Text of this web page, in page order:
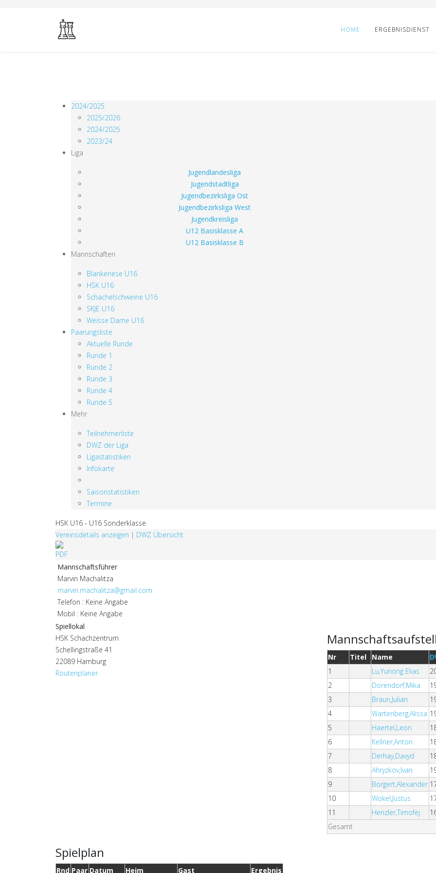
HOME ERGEBNISDIENST
2024/2025
2025/2026
2024/2025
2023/24
Liga
Jugendlandesliga
Jugendstadtliga
Jugendbezirksliga Ost
Jugendbezirksliga West
Jugendkreisliga
U12 Basisklasse A
U12 Basisklasse B
Mannschaften
Blankenese U16
HSK U16
Schachelschweine U16
SKJE U16
Weisse Dame U16
Paarungsliste
Aktuelle Runde
Runde 1
Runde 2
Runde 3
Runde 4
Runde 5
Mehr
Teilnehmerliste
DWZ der Liga
Ligastatistiken
Infokarte
Saisonstatistiken
Termine
HSK U16 - U16 Sonderklasse
Vereinsdetails anzeigen | DWZ Übersicht
Mannschaftsführer
Marvin Machalitza
marvin.machalitza@gmail.com
Telefon : Keine Angabe
Mobil : Keine Angabe
Spiellokal
HSK Schachzentrum
Schellingstraße 41
22089 Hamburg
Routenplaner
Nr Titel Name
1
Lu,Yunong Elias
2
Dorendorf,Mika
3
Braun,Julian
4
Wartenberg,Alissa
5
Haertel,Leon
6
Kellner,Anton
7
Derhay,Davyd
8
Ahryzkov,Ivan
9
Borgert,Alexander
10
Wokel,Justus
11
Henzler,Timofej
Gesamt
Spielplan
Rnd Paar Datum Heim Gast Ergebnis